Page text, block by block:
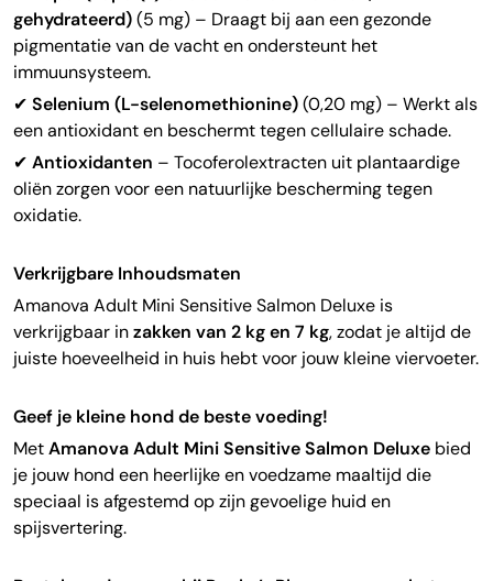
gehydrateerd)(5 mg) – Draagt bij aan een gezonde
pigmentatie van de vacht en ondersteunt het
immuunsysteem.
✔ Selenium (L-selenomethionine)(0,20 mg) – Werkt als
een antioxidant en beschermt tegen cellulaire schade.
✔ Antioxidanten – Tocoferolextracten uit plantaardige
oliën zorgen voor een natuurlijke bescherming tegen
oxidatie.
Verkrijgbare Inhoudsmaten
Amanova Adult Mini Sensitive Salmon Deluxe is
verkrijgbaar inzakken van 2 kg en 7 kg, zodat je altijd de
juiste hoeveelheid in huis hebt voor jouw kleine viervoeter.
Geef je kleine hond de beste voeding!
MetAmanova Adult Mini Sensitive Salmon Deluxe bied
je jouw hond een heerlijke en voedzame maaltijd die
speciaal is afgestemd op zijn gevoelige huid en
spijsvertering.